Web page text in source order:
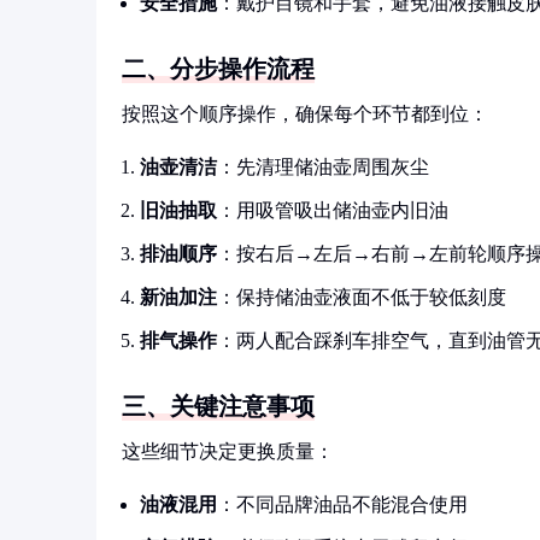
二、分步操作流程
按照这个顺序操作，确保每个环节都到位：
油壶清洁：先清理储油壶周围灰尘
旧油抽取 ：用吸管吸出储油壶内旧油
排油顺序 ：按右后→左后→右前→左前轮顺序
新油加注 ：保持储油壶液面不低于较低刻度
排气操作：两人配合踩刹车排空气，直到油管
三、关键注意事项
这些细节决定更换质量：
油液混用 ：不同品牌油品不能混合使用